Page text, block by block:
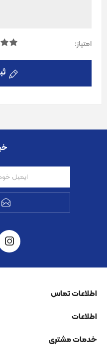
امتیاز:
اطلاعات تماس
اطلاعات
خدمات مشتری